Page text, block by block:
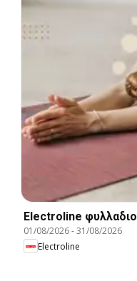
Electroline φυλλαδιο
01/08/2026-31/08/2026
Electroline